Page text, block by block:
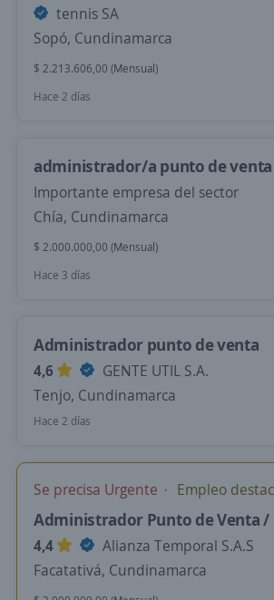
tennis SA
Sopó, Cundinamarca
$ 2.213.606,00 (Mensual)
Hace 2 días
administrador/a punto de venta
Importante empresa del sector
Chía, Cundinamarca
$ 2.000.000,00 (Mensual)
Hace 3 días
Administrador punto de venta
4,6
GENTE UTIL S.A.
Tenjo, Cundinamarca
Hace 2 días
Se precisa Urgente Empleo
Administrador Punto de Venta /
4,4
Alianza Temporal S.A.S
Facatativá, Cundinamarca